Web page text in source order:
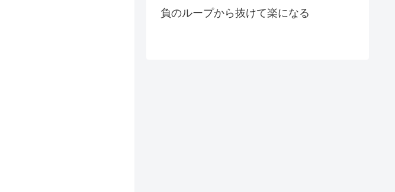
負のループから抜けて楽になる